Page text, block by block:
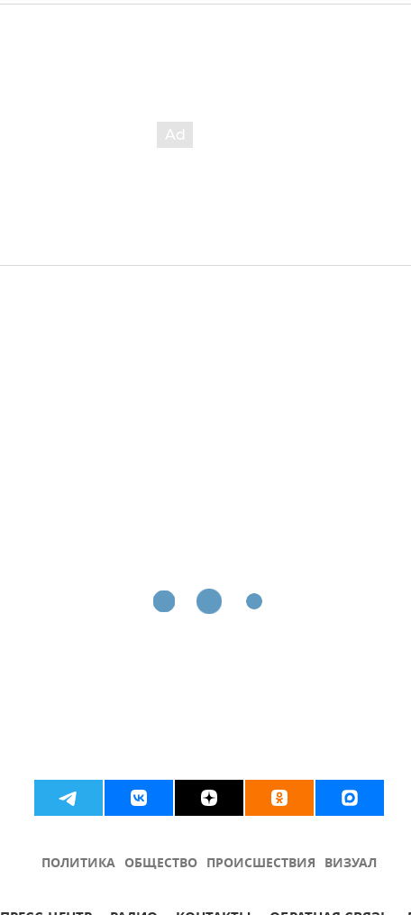
ПОЛИТИКА ОБЩЕСТВО ПРОИСШЕСТВИЯ ВИЗУАЛ